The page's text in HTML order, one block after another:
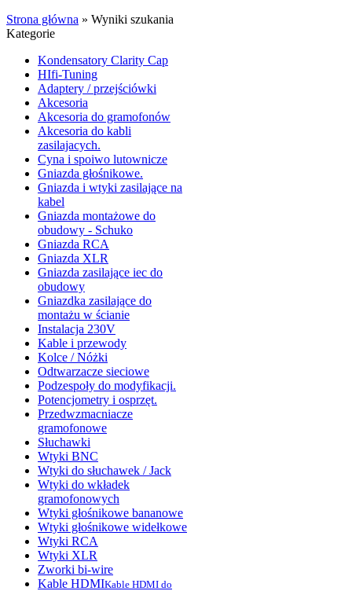
Strona główna » Wyniki szukania
Kategorie
Kondensatory Clarity Cap
HIfi-Tuning
Adaptery / przejściówki
Akcesoria
Akcesoria do gramofonów
Akcesoria do kabli
zasilajacych.
Cyna i spoiwo lutownicze
Gniazda głośnikowe.
Gniazda i wtyki zasilające na
kabel
Gniazda montażowe do
obudowy - Schuko
Gniazda RCA
Gniazda XLR
Gniazda zasilające iec do
obudowy
Gniazdka zasilające do
montażu w ścianie
Instalacja 230V
Kable i przewody
Kolce / Nóżki
Odtwarzacze sieciowe
Podzespoły do modyfikacji.
Potencjometry i osprzęt.
Przedwzmacniacze
gramofonowe
Słuchawki
Wtyki BNC
Wtyki do słuchawek / Jack
Wtyki do wkładek
gramofonowych
Wtyki głośnikowe bananowe
Wtyki głośnikowe widełkowe
Wtyki RCA
Wtyki XLR
Zworki bi-wire
Kable HDMIKable HDMI do